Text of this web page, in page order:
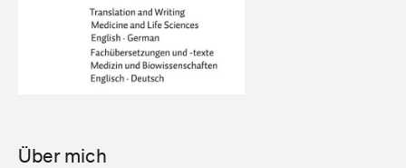
Über mich